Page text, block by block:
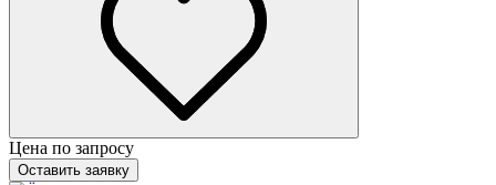
Цена по запросу
Оставить заявку